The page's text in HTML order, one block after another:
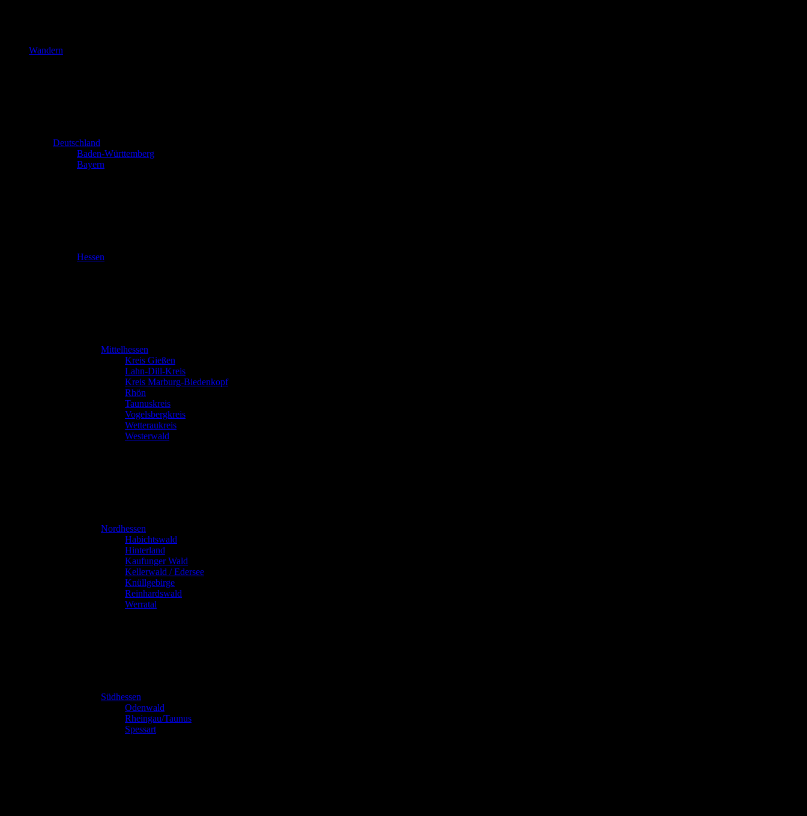
Wandern
Deutschland
Baden-Württemberg
Bayern
Hessen
Mittelhessen
Kreis Gießen
Lahn-Dill-Kreis
Kreis Marburg-Biedenkopf
Rhön
Taunuskreis
Vogelsbergkreis
Wetteraukreis
Westerwald
Nordhessen
Habichtswald
Hinterland
Kaufunger Wald
Kellerwald / Edersee
Knüllgebirge
Reinhardswald
Werratal
Südhessen
Odenwald
Rheingau/Taunus
Spessart